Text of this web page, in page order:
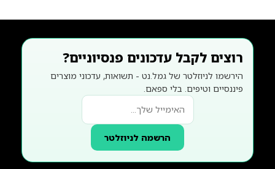
רוצים לקבל עדכונים פנסיוניים?
הירשמו לניוזלטר של גמל.נט - תשואות, עדכוני מוצרים
פיננסיים וטיפים. בלי ספאם.
הרשמה לניוזלטר